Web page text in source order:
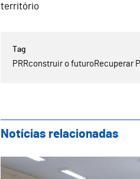
território
PRRconstruir o futuroRecuperar
Notícias relacionadas
Sessão de